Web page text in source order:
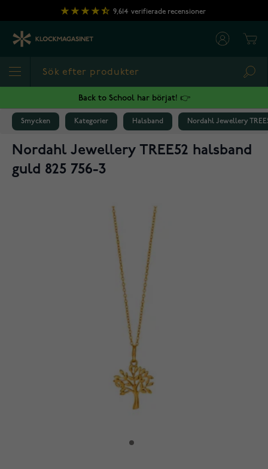
Hoppa till innehållet
9,614 verifierade recensioner
Back to School har börjat! 👉
Smycken Kategorier Halsband Nordahl Jewellery
Nordahl Jewellery TREE52 halsband
guld 825 756-3